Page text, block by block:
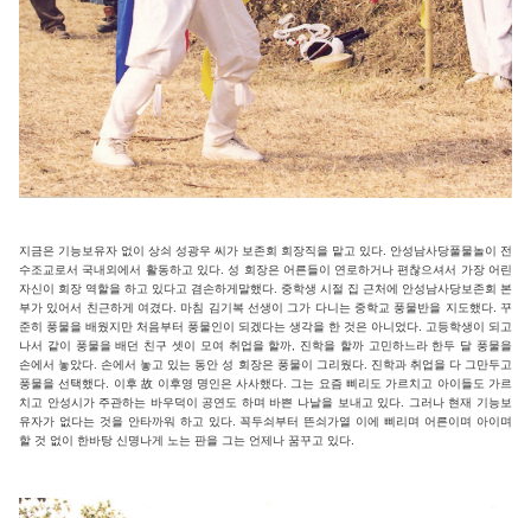
지금은 기능보유자 없이 상쇠 성광우 씨가 보존회 회장직을 맡고 있다. 안성남사당풀물놀이 전
수조교로서 국내외에서 활동하고 있다. 성 회장은 어른들이 연로하거나 편찮으셔서 가장 어린
자신이 회장 역할을 하고 있다고 겸손하게말했다. 중학생 시절 집 근처에 안성남사당보존회 본
부가 있어서 친근하게 여겼다. 마침 김기복 선생이 그가 다니는 중학교 풍물반을 지도했다. 꾸
준히 풍물을 배웠지만 처음부터 풍물인이 되겠다는 생각을 한 것은 아니었다. 고등학생이 되고
나서 같이 풍물을 배던 친구 셋이 모여 취업을 할까, 진학을 할까 고민하느라 한두 달 풍물을
손에서 놓았다. 손에서 놓고 있는 동안 성 회장은 풍물이 그리웠다. 진학과 취업을 다 그만두고
풍물을 선택했다. 이후 故 이후영 명인은 사사했다. 그는 요즘 삐리도 가르치고 아이들도 가르
치고 안성시가 주관하는 바우덕이 공연도 하며 바쁜 나날을 보내고 있다. 그러나 현재 기능보
유자가 없다는 것을 안타까워 하고 있다. 꼭두쇠부터 뜬쇠가열 이에 삐리며 어른이며 아이며
할 것 없이 한바탕 신명나게 노는 판을 그는 언제나 꿈꾸고 있다.